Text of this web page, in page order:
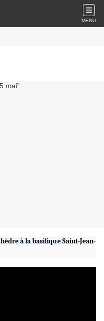
MENU
à la basilique Saint-Jean-